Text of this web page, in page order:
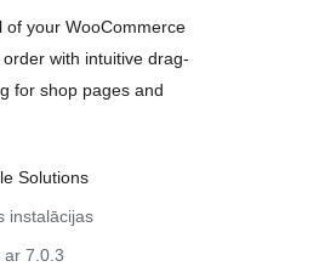
of your WooCommerce
with intuitive drag-
for shop pages and
Solutions
instalācijas
ar 7.0.3